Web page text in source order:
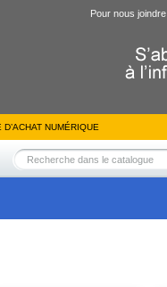
Pour nous joindre
D’ACHAT NUMÉRIQUE